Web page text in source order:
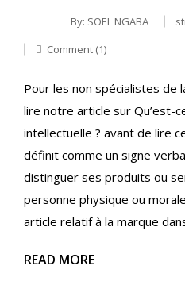
By: SOEL NGABA
Comment (1)
Pour les non spécialistes de
lire notre article sur Qu’est-
intellectuelle ? avant de lire
définit comme un signe
distinguer ses produits ou
personne physique ou
article relatif à la marque
READ MORE